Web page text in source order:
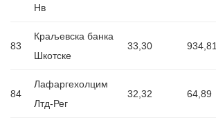
Нв
83
Краљевска банка
Шкотске
33,30 934,81
84
Лафаргехолцим
Лтд-Рег
32,32 64,89